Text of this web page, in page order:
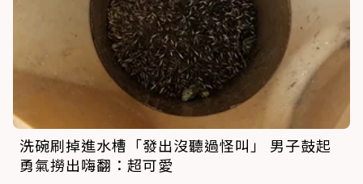
洗碗刷掉進水槽「發出沒聽過怪叫」 男子鼓起
勇氣撈出嗨翻：超可愛